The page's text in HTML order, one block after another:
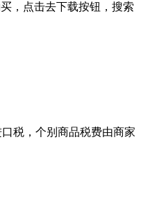
，点击去下载按钮，搜索
税，个别商品税费由商家